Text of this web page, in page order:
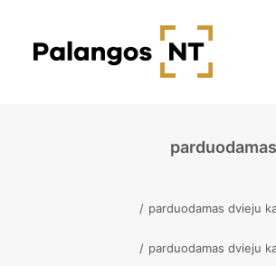
parduodamas dvieju
parduodamas dvieju